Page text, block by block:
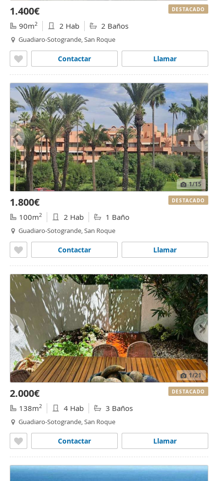
1.400€
90m2 2 Hab 2 Baños
Guadiaro-Sotogrande, San Roque
Llamar
Contactar
DESTACADO
1/15
1.800€
100m2 2 Hab 1 Baño
Guadiaro-Sotogrande, San Roque
Llamar
Contactar
DESTACADO
1/21
2.000€
138m2 4 Hab 3 Baños
Guadiaro-Sotogrande, San Roque
Llamar
Contactar
DESTACADO